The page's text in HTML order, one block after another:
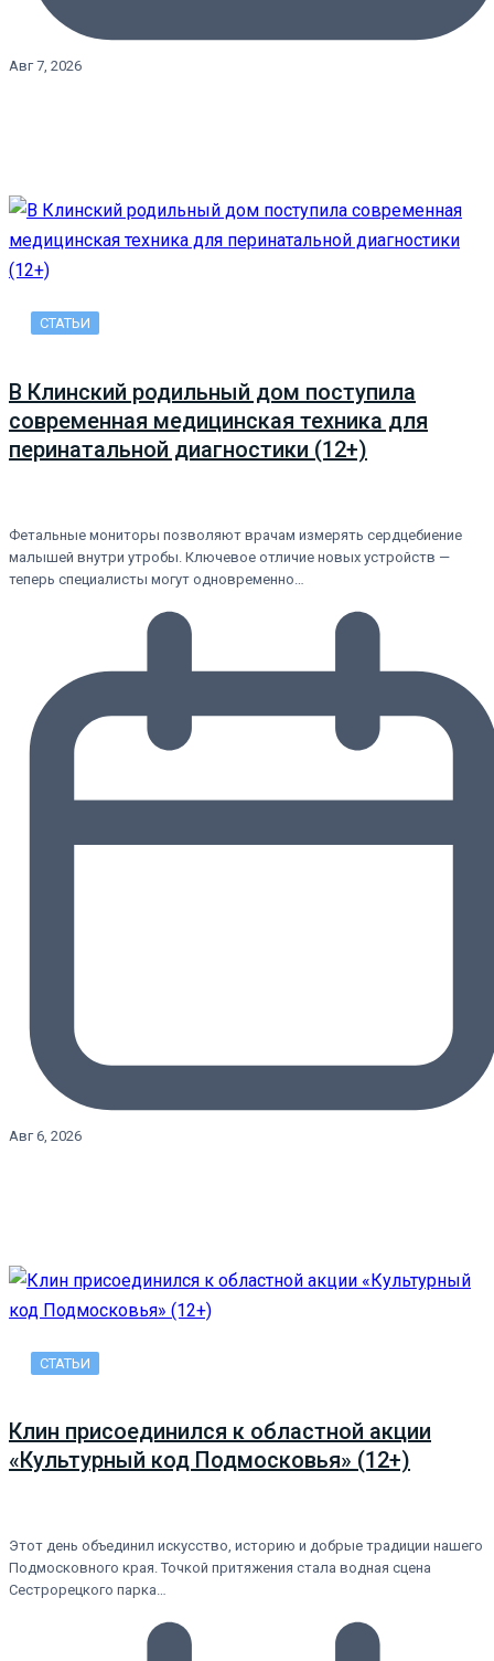
Авг 7, 2026
СТАТЬИ
В Клинский родильный дом поступила
современная медицинская техника для
перинатальной диагностики (12+)
Фетальные мониторы позволяют врачам измерять сердцебиение
малышей внутри утробы. Ключевое отличие новых устройств —
теперь специалисты могут одновременно…
Авг 6, 2026
СТАТЬИ
Клин присоединился к областной акции
«Культурный код Подмосковья» (12+)
Этот день объединил искусство, историю и добрые традиции нашего
Подмосковного края. Точкой притяжения стала водная сцена
Сестрорецкого парка…